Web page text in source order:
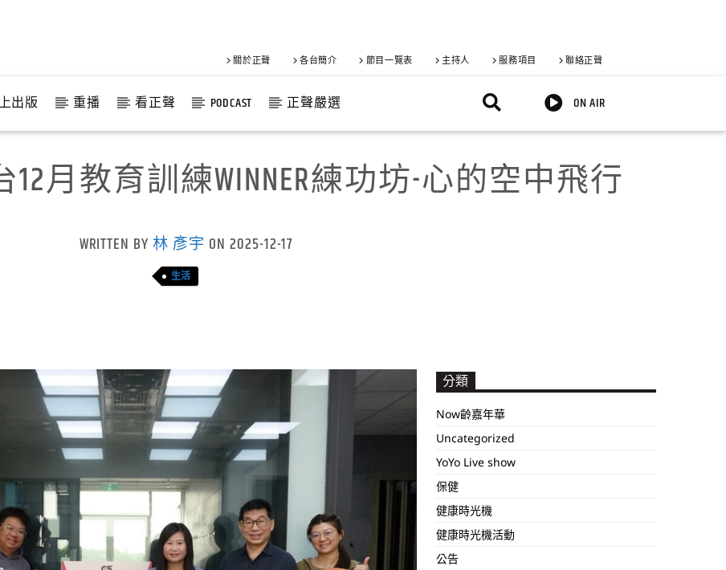
關於正聲 各台簡介 節目一覽表 主持人 服務項目 聯絡正聲
出版 重播 看正聲 PODCAST 正聲嚴選 ON AIR
12月教育訓練WINNER練功坊-心的空中飛行
WRITTEN BY林 彥宇 ON 2025-12-17
生活
分類
Now齡嘉年華
Uncategorized
YoYo Live show
保健
健康時光機
健康時光機活動
公告